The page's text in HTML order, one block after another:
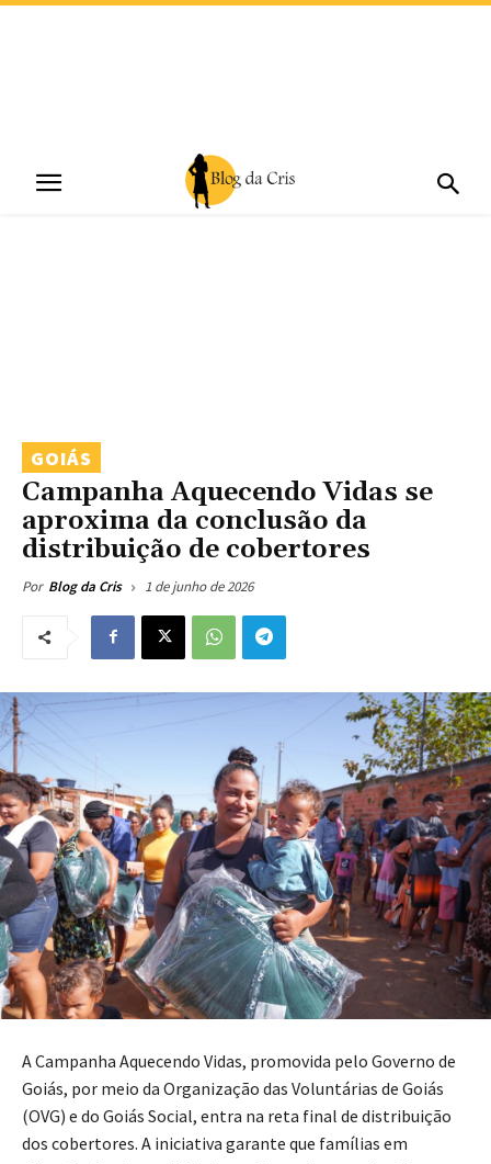
GOIÁS
Campanha Aquecendo Vidas se
aproxima da conclusão da
distribuição de cobertores
Por Blog da Cris 1 de junho de 2026
A Campanha Aquecendo Vidas, promovida pelo Governo de
Goiás, por meio da Organização das Voluntárias de Goiás
(OVG) e do Goiás Social, entra na reta final de distribuição
dos cobertores. A iniciativa garante que famílias em